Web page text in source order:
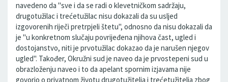
navedeno da "sve i da se radi o klevetničkom sadržaju,
drugotužilac i trećetužilac nisu dokazali da su usljed
izgovorenih riječi pretrpjeli štetu", odnosno da nisu dokazali da
je "u konkretnom slučaju povrijeđena njihova čast, ugled i
dostojanstvo, niti je prvotužilac dokazao da je narušen njegov
ugled". Također, Okružni sud je naveo da je prvostepeni sud u
obrazloženju naveo i to da apelant spornim izjavama nije
govorio o privatnom životu drugotužitelja i trećetužitelja zbog